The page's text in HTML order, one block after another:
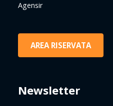
Agensir
AREA RISERVATA
Newsletter